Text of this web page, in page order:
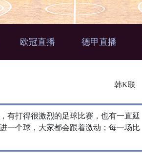
欧冠直播 德甲直播
韩K联
有打得很激烈的足球比赛，也有一直延
一个球，大家都会跟着激动；每一场比